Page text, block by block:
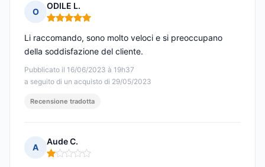
O
ODILE L.
Nota: 5 su 5
Pubblicato il 16/06/2023 à 19h37
a seguito di un acquisto di 29/05/2023
Li raccomando, sono molto veloci e si preoccupano
della soddisfazione del cliente.
Recensione tradotta
A
Aude C.
Nota: 1 su 5